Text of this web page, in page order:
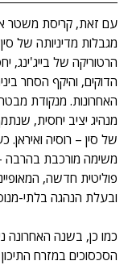
עם זאת, קריסת משטר
מגבלות מדיניותה של
הרטוריקה של בייג'ינג,
הדוקים, והיקף הסחר
האחרונות. מנקודת
מנהיג יציב יחסית,
של סין – רוסיה ואיראן.
משימה מורכבת בהרבה
פוליטית חדשה,
ובעלת הנהגה בלתי-
כמו כן, בשנה האחרונה
הסכסוכים במזרח